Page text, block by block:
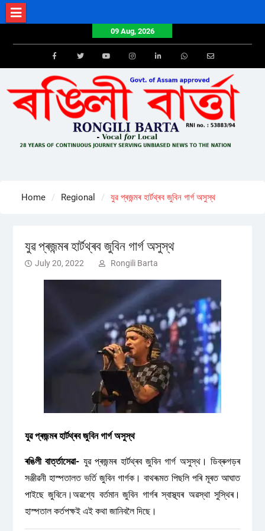
Skip
to
09 Aug, 2026
FacebookTwitterYoutube Email
Home Regional যুৱ প্ৰজন্মৰ হাৰ্টথ্ৰব জুবিন গাৰ্গ অসুস্থ
যুৱ প্ৰজন্মৰ হাৰ্টথ্ৰব জুবিন গাৰ্গ অসুস্থ
July 20, 2022 Rongili Barta
যুৱ প্ৰজন্মৰ হাৰ্টথ্ৰব জুবিন গাৰ্গ অসুস্থ
ৰঙিলী বাৰ্ত্তাসেৱা- যুৱ প্ৰজন্মৰ হাৰ্টথ্ৰব জুবিন গাৰ্গ অসুস্থ। ডিব্ৰুগড়ৰ
সঞ্জীৱনী হাস্পতালত ভৰ্তি জুবিন গাৰ্গক। বাথৰূমত পিছলি পৰি মূৰত আঘাত
পাইছে জুবিনে।অৱশ্যে বৰ্তমান জুবিন গাৰ্গৰ স্বাস্থ্যৰ অৱস্থা সুস্থিৰ।
হাস্পতাল কৰ্তপক্ষই এই কথা জানিবলৈ দিছে।